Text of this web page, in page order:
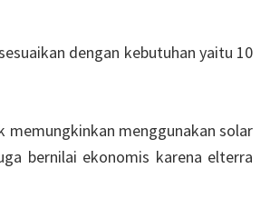
dengan kebutuhan yaitu 10
memungkinkan menggunakan solar
bernilai ekonomis karena elterra